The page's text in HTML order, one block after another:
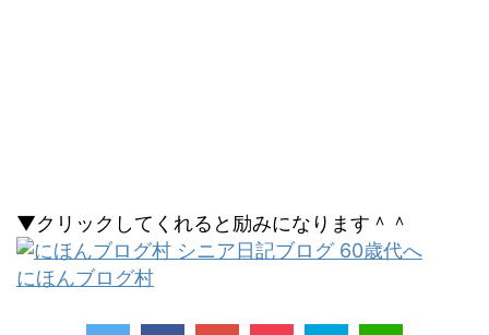
▼クリックしてくれると励みになります＾＾
にほんブログ村